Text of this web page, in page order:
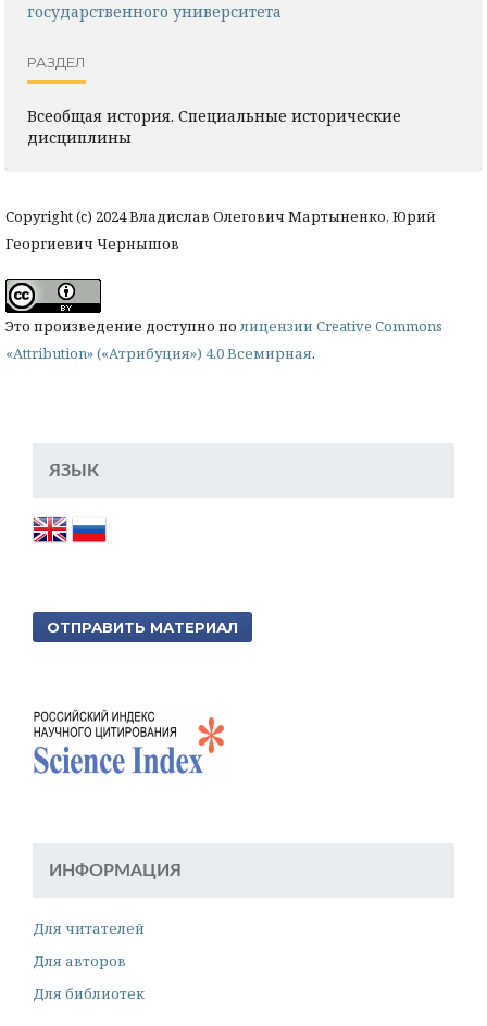
государственного университета
РАЗДЕЛ
Всеобщая история. Специальные исторические
дисциплины
Copyright (c) 2024 Владислав Олегович Мартыненко, Юрий
Георгиевич Чернышов
Это произведение доступно полицензии Creative Commons
«Attribution» («Атрибуция») 4.0 Всемирная.
ЯЗЫК
ОТПРАВИТЬ МАТЕРИАЛ
ИНФОРМАЦИЯ
Для читателей
Для авторов
Для библиотек